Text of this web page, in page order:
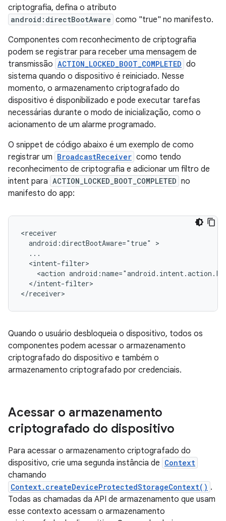
criptografia, defina o atributo
android:directBootAware como "true" no manifesto.
Componentes com reconhecimento de criptografia
podem se registrar para receber uma mensagem de
transmissão ACTION_LOCKED_BOOT_COMPLETED do
sistema quando o dispositivo é reiniciado. Nesse
momento, o armazenamento criptografado do
dispositivo é disponibilizado e pode executar tarefas
necessárias durante o modo de inicialização, como o
acionamento de um alarme programado.
O snippet de código abaixo é um exemplo de como
registrar um BroadcastReceiver como tendo
reconhecimento de criptografia e adicionar um filtro de
intent para ACTION_LOCKED_BOOT_COMPLETED no
manifesto do app:
android:directBootAware="true"
<action
</intent-filter>
</receiver>
Quando o usuário desbloqueia o dispositivo, todos os
componentes podem acessar o armazenamento
criptografado do dispositivo e também o
armazenamento criptografado por credenciais.
Acessar o armazenamento
criptografado do dispositivo
Para acessar o armazenamento criptografado do
dispositivo, crie uma segunda instância de Context
chamando
Context.createDeviceProtectedStorageContext() .
Todas as chamadas da API de armazenamento que usam
esse contexto acessam o armazenamento